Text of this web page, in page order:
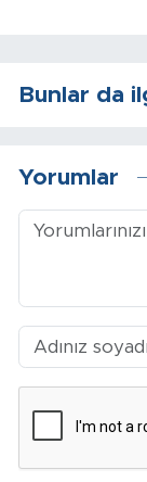
Bunlar da
Yorumlar
Arapgir
Kale